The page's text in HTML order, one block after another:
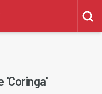
'Coringa'